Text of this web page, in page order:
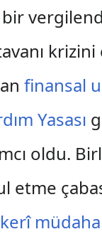
krizini
finansal
Yasası
oldu.
etme